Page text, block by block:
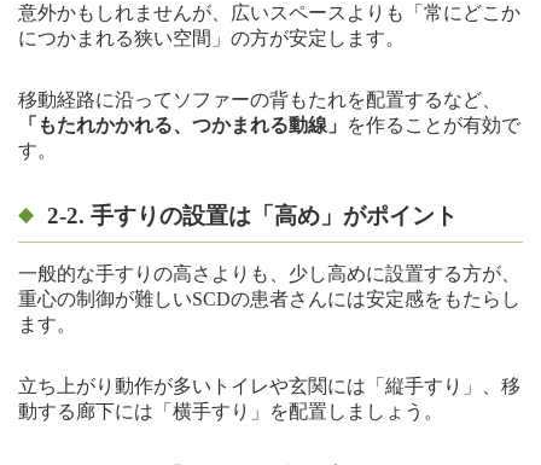
意外かもしれませんが、広いスペースよりも「常にどこか
につかまれる狭い空間」の方が安定します。
移動経路に沿ってソファーの背もたれを配置するなど、
「もたれかかれる、つかまれる動線」
を作ることが有効で
す。
2-2. 手すりの設置は「高め」がポイント
一般的な手すりの高さよりも、少し高めに設置する方が、
重心の制御が難しいSCDの患者さんには安定感をもたらし
ます。
立ち上がり動作が多いトイレや玄関には「縦手すり」、移
動する廊下には「横手すり」を配置しましょう。